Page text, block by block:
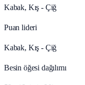
Kabak, Kış - Çiğ
Puan lideri
Kabak, Kış - Çiğ
Besin öğesi dağılımı